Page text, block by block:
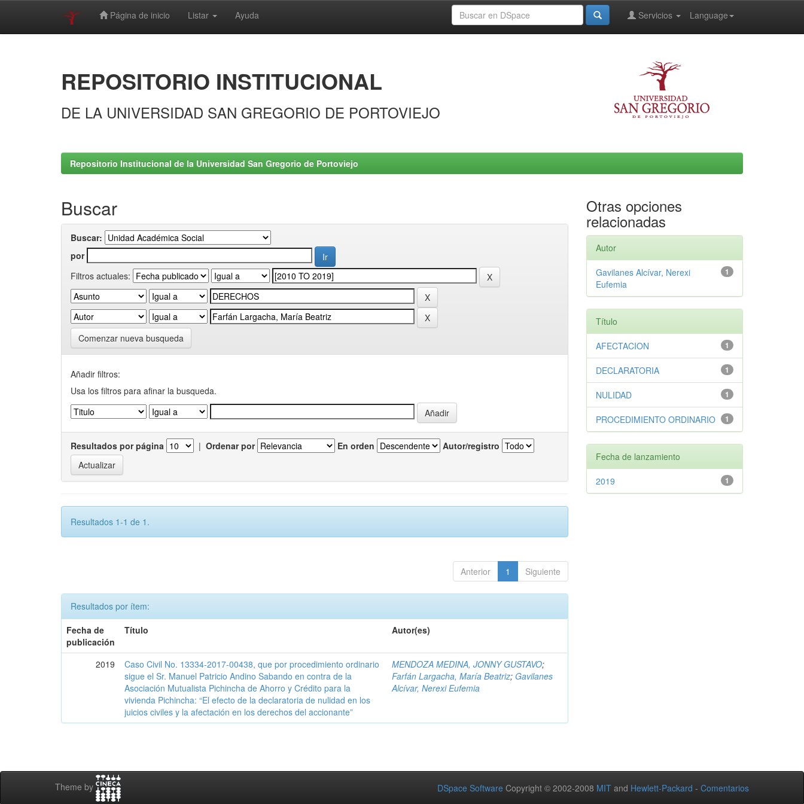
Página de inicio Listar Ayuda Language
Servicios
REPOSITORIO INSTITUCIONAL
DE LA UNIVERSIDAD SAN GREGORIO DE PORTOVIEJO
Repositorio Institucional de la Universidad San Gregorio de Portoviejo
Buscar
Buscar:
por
Filtros actuales:
Comenzar nueva busqueda
Añadir filtros:
Usa los filtros para afinar la busqueda.
Resultados por página | Ordenar por En orden Autor/registro
Resultados 1-1 de 1.
Anterior 1 Siguiente
Resultados por ítem:
Fecha de
publicación
Título Autor(es)
2019
Caso Civil No. 13334-2017-00438, que por procedimiento ordinario
sigue el Sr. Manuel Patricio Andino Sabando en contra de la
Asociación Mutualista Pichincha de Ahorro y Crédito para la
vivienda Pichincha: “El efecto de la declaratoria de nulidad en los
juicios civiles y la afectación en los derechos del accionante”
MENDOZA MEDINA, JONNY GUSTAVO;
Farfán Largacha, María Beatriz; Gavilanes
Alcívar, Nerexi Eufemia
Otras opciones
relacionadas
Autor
1
Gavilanes Alcívar, Nerexi
Eufemia
Título
1
AFECTACION
1
DECLARATORIA
1
NULIDAD
1
PROCEDIMIENTO ORDINARIO
Fecha de lanzamiento
1
2019
Theme by DSpace Software Copyright © 2002-2008 MIT and Hewlett-Packard - Comentarios